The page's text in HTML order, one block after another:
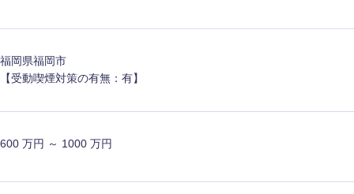
福岡県福岡市
【受動喫煙対策の有無：有】
600 万円 ～ 1000 万円